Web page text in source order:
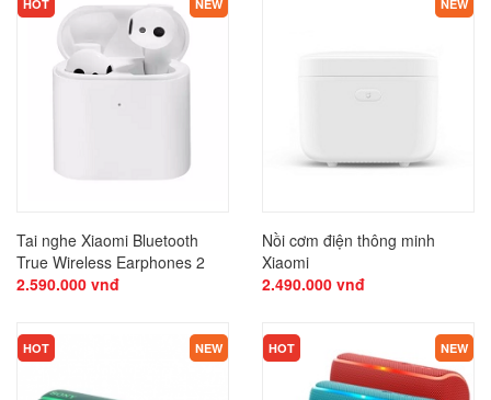
HOT NEW
Tai nghe Xiaomi Bluetooth
True Wireless Earphones 2
2.590.000 vnđ
NEW
Nồi cơm điện thông minh
Xiaomi
2.490.000 vnđ
HOT NEW
KHUYẾN MÃI HOT NEW
KHUYẾN MÃI